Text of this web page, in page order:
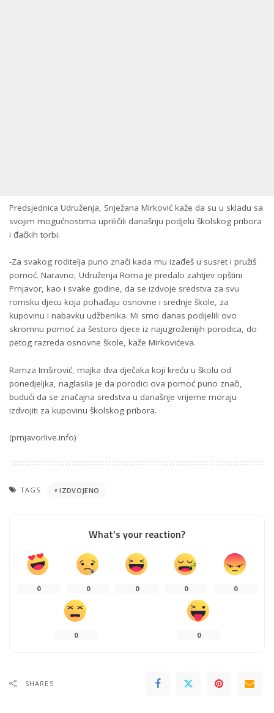
Predsjednica Udruženja, Snježana Mirković kaže da su u skladu sa
svojim mogućnostima upriličili današnju podjelu školskog pribora
i đačkih torbi.
-Za svakog roditelja puno znači kada mu izađeš u susret i pružiš
pomoć. Naravno, Udruženja Roma je predalo zahtjev opštini
Prnjavor, kao i svake godine, da se izdvoje sredstva za svu
romsku djecu koja pohađaju osnovne i srednje škole, za
kupovinu i nabavku udžbenika. Mi smo danas podijelili ovo
skromnu pomoć za šestoro djece iz najugroženijih porodica, do
petog razreda osnovne škole, kaže Mirkovićeva.
Ramza Imširović, majka dva dječaka koji kreću u školu od
ponedjeljka, naglasila je da porodici ova pomoć puno znači,
budući da se značajna sredstva u današnje vrijeme moraju
izdvojiti za kupovinu školskog pribora.
(prnjavorlive.info)
TAGS: IZDVOJENO
What's your reaction?
0 0 0 0 0
0 0
SHARES